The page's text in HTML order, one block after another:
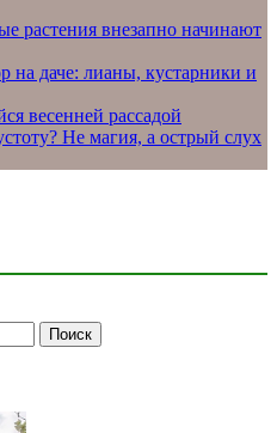
растения внезапно начинают
на даче: лианы, кустарники и
весенней рассадой
Не магия, а острый слух